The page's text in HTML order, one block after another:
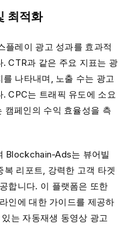
최적화
플레이 광고 성과를 효과적
. CTR과 같은 주요 지표는 광
를 나타내며, 노출 수는 광고
. CPC는 트래픽 유도에 소요
캠페인의 수익 효율성을 측
Blockchain-Ads는 뷰어빌
복 리포트, 강력한 고객 타겟
합니다. 이 플랫폼은 또한
인에 대한 가이드를 제공하
는 자동재생 동영상 광고